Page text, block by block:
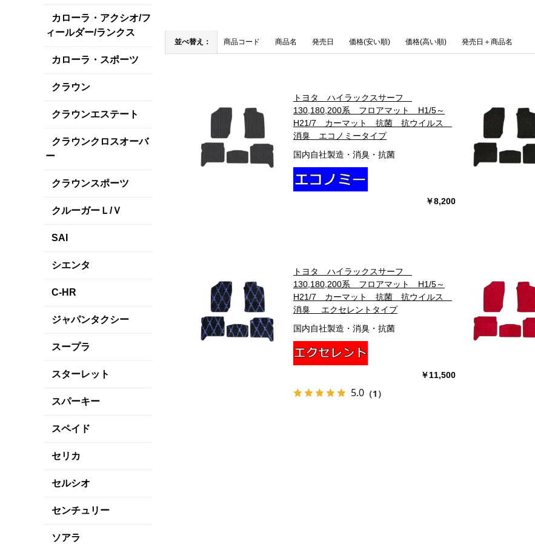
カローラ・アクシオ/フ
ィールダー/ランクス
カローラ・スポーツ
クラウン
クラウンエステート
クラウンクロスオーバ
ー
クラウンスポーツ
クルーガーＬ/Ｖ
SAI
シエンタ
C-HR
ジャパンタクシー
スープラ
スターレット
スパーキー
スペイド
セリカ
セルシオ
センチュリー
ソアラ
並べ替え： 商品コード 商品名 発売日 価格(安い順) 価格(高い順) 発売日＋商品名
トヨタ ハイラックスサーフ
130,180,200系 フロアマット H1/5～
H21/7 カーマット 抗菌 抗ウイルス
消臭 エコノミータイプ
国内自社製造・消臭・抗菌
￥8,200
トヨタ ハイラックスサーフ
130,180,200系 フロアマット H1/5～
H21/7 カーマット 抗菌 抗ウイルス
消臭 エクセレントタイプ
国内自社製造・消臭・抗菌
￥11,500
5.0 （1）